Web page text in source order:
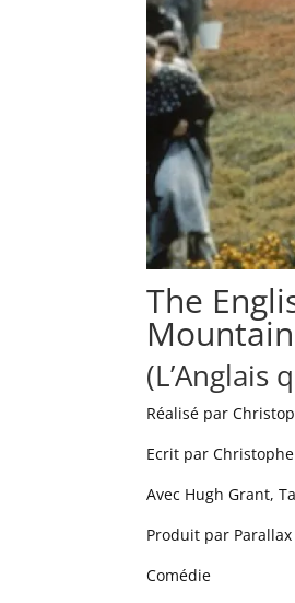
The
Réalisé par
Ecrit par
Avec Hugh Grant,
Produit par
Comédie